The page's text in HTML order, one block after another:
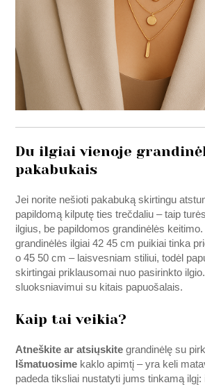
Du ilgiai vienoje
pakabukais
Jei norite nešioti pakabuką skirtingu
papildomą kilputę ties trečdaliu – taip
ilgius, be papildomos grandinėlės
grandinėlės ilgiai 42 45 cm puikiai tinka
o 45 50 cm – laisvesniam stiliui, todėl
skirtingai priklausomai nuo pasirinkto
sluoksniavimui su kitais papuošalais.
Kaip tai veikia?
Atneškite ar atsiųskite grandinėlę su
Išmatuosime kaklo apimtį – yra keli
padeda tiksliai nustatyti jums tinkamą ilgį: